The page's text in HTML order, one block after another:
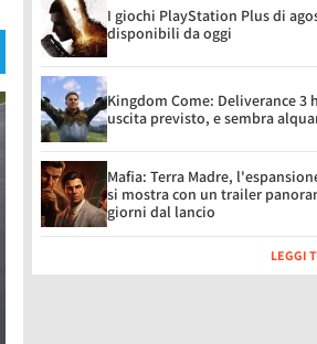
I giochi PlayStation Plus di
disponibili da oggi
Kingdom Come: Deliverance 3
uscita previsto, e sembra
Mafia: Terra Madre,
si mostra con un trailer
giorni dal lancio
LEGGI